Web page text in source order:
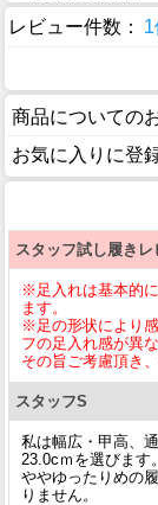
レビュー件数：
商品についての
お気に入りに登
スタッフ試し履きレ
※足入れは基本的
ます。
※足の形状により
フの足入れ感が異
その旨ご考慮頂き
スタッフS
私は幅広・甲高、
23.0cｍを選びます。
ややゆったりめの
りません。